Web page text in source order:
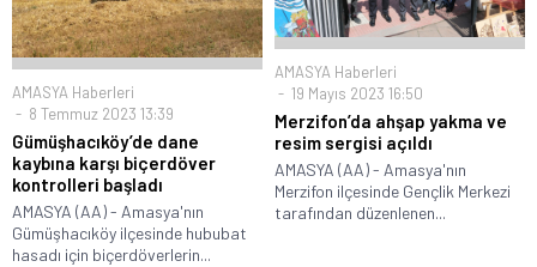
AMASYA Haberleri
8 Temmuz 2023 13:39
Gümüşhacıköy’de dane
kaybına karşı biçerdöver
kontrolleri başladı
AMASYA (AA) - Amasya'nın
Gümüşhacıköy ilçesinde hububat
hasadı için biçerdöverlerin...
AMASYA Haberleri
19 Mayıs 2023 16:50
Merzifon’da ahşap yakma ve
resim sergisi açıldı
AMASYA (AA) - Amasya'nın
Merzifon ilçesinde Gençlik Merkezi
tarafından düzenlenen...